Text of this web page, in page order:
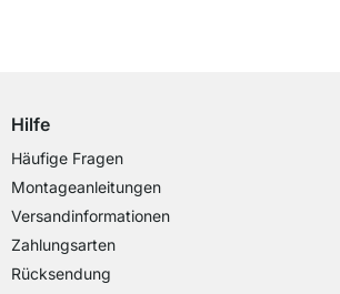
Hilfe
Häufige Fragen
Montageanleitungen
Versandinformationen
Zahlungsarten
Rücksendung